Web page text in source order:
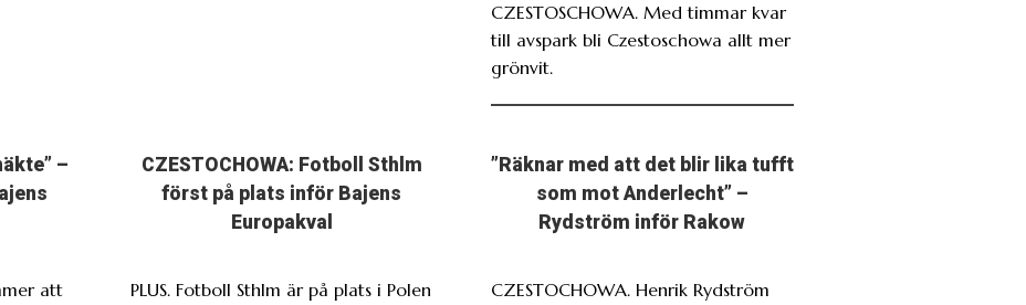
CZESTOSCHOWA. Med timmar kvar
till avspark bli Czestoschowa allt mer
grönvit.
–
att
CZESTOCHOWA: Fotboll Sthlm
först på plats inför Bajens
Europakval
PLUS. Fotboll Sthlm är på plats i Polen
”Räknar med att det blir lika tufft
som mot Anderlecht” –
Rydström inför Rakow
CZESTOCHOWA. Henrik Rydström